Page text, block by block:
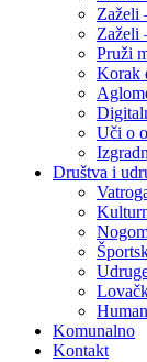
Zaželi
Zaželi
Pruži
Korak
Uči o
Društva i
Komunalno
Kontakt